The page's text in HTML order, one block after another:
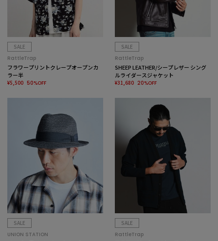
SALE
RattleTrap
フラワープリントクレープオープンカ
ラー半
¥5,500 50%OFF
SALE
RattleTrap
SHEEP LEATHER/シープレザー シング
ルライダースジャケット
¥31,680 20%OFF
SALE
UNION STATION
SALE
RattleTrap